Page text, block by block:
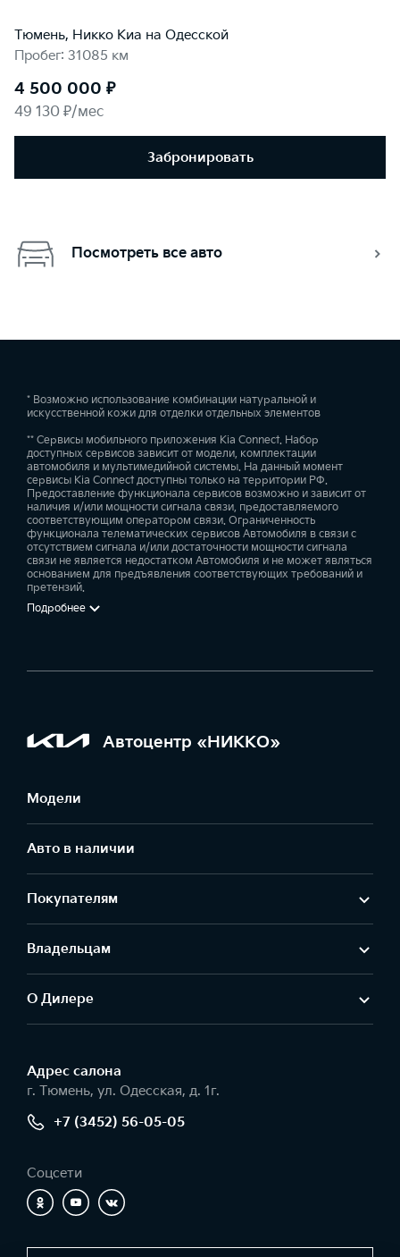
Тюмень, Никко Kиа на Одесской
Пробег: 31085 км
4 500 000 ₽
49 130 ₽/мес
Забронировать
Посмотреть все авто
* Возможно использование комбинации натуральной и
искусственной кожи для отделки отдельных элементов
** Сервисы мобильного приложения Kia Connect. Набор
доступных сервисов зависит от модели, комплектации
автомобиля и мультимедийной системы. На данный момент
сервисы Kia Connect доступны только на территории РФ.
Предоставление функционала сервисов возможно и зависит от
наличия и/или мощности сигнала связи, предоставляемого
соответствующим оператором связи. Ограниченность
функционала телематических сервисов Автомобиля в связи с
отсутствием сигнала и/или достаточности мощности сигнала
связи не является недостатком Автомобиля и не может являться
основанием для предъявления соответствующих требований и
претензий.
Подробнее
Автоцентр «НИККО»
Модели
Авто в наличии
Покупателям
Владельцам
О Дилере
Адрес салонa
г. Тюмень, ул. Одесская, д. 1г.
+7 (3452) 56-05-05
Соцсети